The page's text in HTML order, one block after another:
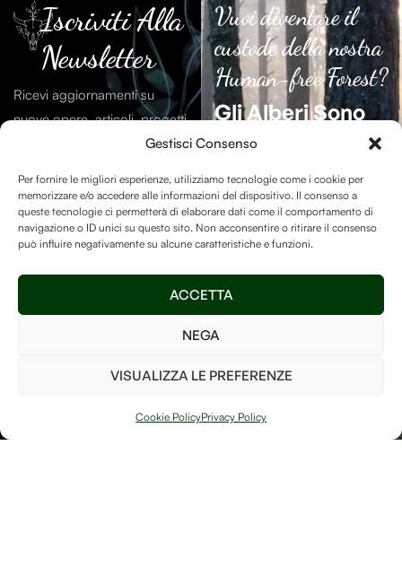
Gestisci Consenso
Per fornire le migliori esperienze, utilizziamo tecnologie come i cookie per
memorizzare e/o accedere alle informazioni del dispositivo. Il consenso a
queste tecnologie ci permetterà di elaborare dati come il comportamento di
navigazione o ID unici su questo sito. Non acconsentire o ritirare il consenso
può influire negativamente su alcune caratteristiche e funzioni.
ACCETTA
NEGA
VISUALIZZA LE PREFERENZE
Cookie PolicyPrivacy Policy
Iscriviti Alla
Newsletter
Ricevi aggiornamenti su
nuove opere, articoli, progetti
e contenuti dal mondo di
Vuoi diventare il
custode della nostra
Human-free Forest?
Gli Alberi Sono
Essenziali
Per La
Vita Sulla Terra.
La Human-free Forest su
Treedomè un luogo speciale
mantenerlo ricco di alberi
così da poter fare la nostra
parte per il bene del pianeta!
PIANTA UN